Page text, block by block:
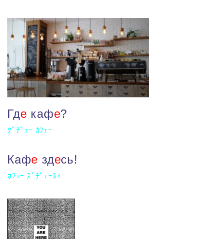
Где кафе?
ｸﾞﾁﾞｪｰ ｶﾌｪｰ
Кафе здесь!
ｶﾌｪｰ ｽﾞﾁﾞｪｰｽｨ